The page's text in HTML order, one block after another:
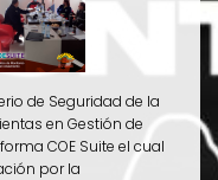
de Seguridad de la
en Gestión de
COE Suite el cual
por la